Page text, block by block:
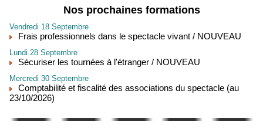
Nos prochaines formations
Vendredi 18 Septembre
Frais professionnels dans le spectacle vivant / NOUVEAU
Lundi 28 Septembre
Sécuriser les tournées à l'étranger / NOUVEAU
Mercredi 30 Septembre
Comptabilité et fiscalité des associations du spectacle (au
23/10/2026)